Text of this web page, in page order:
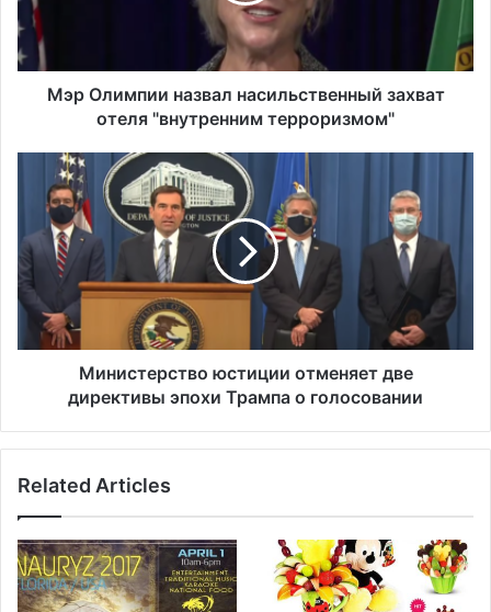
м
п
и
н
а
с
л
в
н
й
з
а
Мэр Олимпии назвал насильственный захват
отеля "внутренним терроризмом"
и
с
т
е
с
т
и
и
о
Министерство юстиции отменяет две
директивы эпохи Трампа о голосовании
Related Articles